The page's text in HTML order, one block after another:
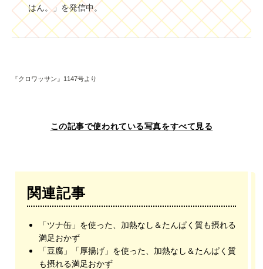
はん。」を発信中。
『クロワッサン』1147号より
この記事で使われている写真をすべて見る
関連記事
「ツナ缶」を使った、加熱なし＆たんぱく質も摂れる
満足おかず
「豆腐」「厚揚げ」を使った、加熱なし＆たんぱく質
も摂れる満足おかず